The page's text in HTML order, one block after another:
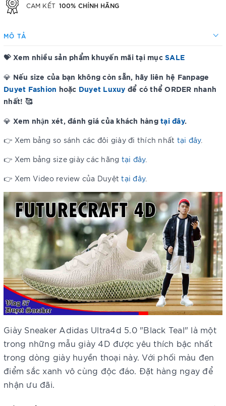
CAM KẾT 100% CHÍNH HÃNG
MÔ TẢ
💝 Xem nhiều sản phẩm khuyến mãi tại mục SALE
💎 Nếu size của bạn không còn sẵn, hãy liên hệ Fanpage
Duyet Fashion hoặc Duyet Luxuy để có thể ORDER nhanh
nhất! 🥰
💎 Xem nhận xét, đánh giá của khách hàng tại đây.
👉 Xem bảng so sánh các đôi giày đi thích nhất tại đây.
👉 Xem bảng size giày các hãng tại đây.
👉 Xem Video review của Duyệttại đây.
Giày Sneaker Adidas Ultra4d 5.0 "Black Teal" là một
trong những mẫu giày 4D được yêu thích bậc nhất
trong dòng giày huyền thoại này. Với phối màu đen
điểm sắc xanh vô cùng độc đáo. Đặt hàng ngay để
nhận ưu đãi.